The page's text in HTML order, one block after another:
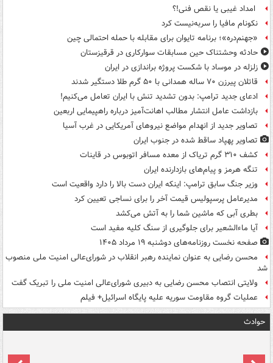
امداد غیبی یا نقص فنی!؟
نکونام مافیا را سربه‌نیست کرد
«جهنم‌دره»؛ برنامه تایوان برای مقابله با حمله احتمالی چین
حادثه وحشتناک حین مسابقات سوارکاری در قرقیزستان
زلزله در موساد با شکست پروژه براندازی در ایران
قاتلان پیرزن ۷۰ ساله همدانی با ۵۰ گرم طلا دستگیر شدند
ادعای جدید ترامپ: بدون تشدید تنش با ایران تعامل می‌کنیم!
بازداشت عامل انتشار مطالب اهانت‌آمیز درباره راهپیمایی اربعین
تصاویر جدید از انهدام مواضع نیروهای آمریکایی در غرب آسیا
تصاویر پهپاد ساقط شده در جنوب ایران
کشف ۳۱۰ گرم تریاک از معده مسافر اتوبوس در قاینات
تنگه هرمز و پیام‌های بازدارنده ایران
وزیر جنگ سابق ترامپ: اینکه ایران دست بالا را دارد واقعیت است
مدیرعامل پرسپولیس قیمت آخر را برای نساجی تعیین کرد
بطری آبی که ماشین شما را به آتش می‌کشد
آیا ماءالشعیر برای جلوگیری از سنگ کلیه مفید است
صفحه نخست روزنامه‌های دوشنبه ۱۹ مرداد ۱۴۰۵
محسن رضایی به عنوان نماینده رهبر انقلاب در شورای‌عالی امنیت ملی منصوب
شد
ولایتی انتصاب محسن رضایی به دبیری شورای‌عالی امنیت ملی را تبریک گفت
عملیات گروه مقاومت سوریه علیه پایگاه اسرائیل+ فیلم
حوادث